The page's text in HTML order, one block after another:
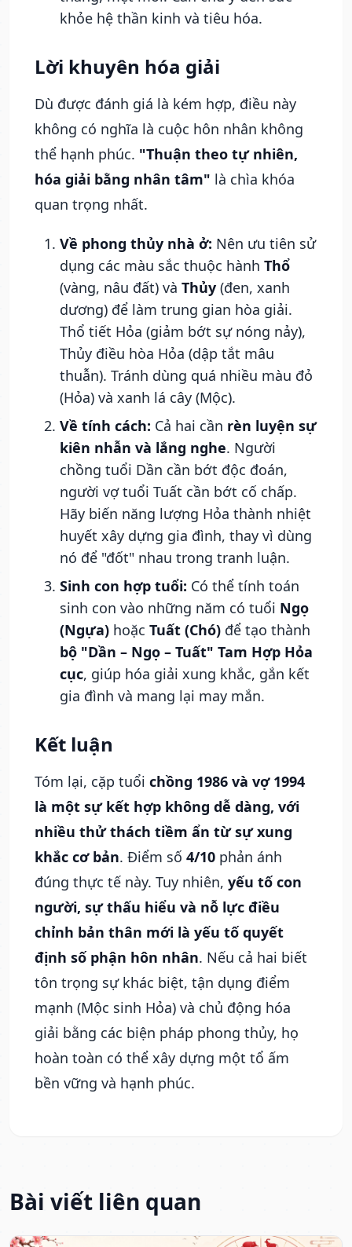
khỏe hệ thần kinh và tiêu hóa.
Lời khuyên hóa giải
Dù được đánh giá là kém hợp, điều này
không có nghĩa là cuộc hôn nhân không
thể hạnh phúc. "Thuận theo tự nhiên,
hóa giải bằng nhân tâm" là chìa khóa
quan trọng nhất.
Về phong thủy nhà ở: Nên ưu tiên sử
dụng các màu sắc thuộc hành Thổ
(vàng, nâu đất) và Thủy (đen, xanh
dương) để làm trung gian hòa giải.
Thổ tiết Hỏa (giảm bớt sự nóng nảy),
Thủy điều hòa Hỏa (dập tắt mâu
thuẫn). Tránh dùng quá nhiều màu đỏ
(Hỏa) và xanh lá cây (Mộc).
Về tính cách: Cả hai cần rèn luyện sự
kiên nhẫn và lắng nghe. Người
chồng tuổi Dần cần bớt độc đoán,
người vợ tuổi Tuất cần bớt cố chấp.
Hãy biến năng lượng Hỏa thành nhiệt
huyết xây dựng gia đình, thay vì dùng
nó để "đốt" nhau trong tranh luận.
Sinh con hợp tuổi: Có thể tính toán
sinh con vào những năm có tuổi Ngọ
(Ngựa) hoặc Tuất (Chó) để tạo thành
bộ "Dần – Ngọ – Tuất" Tam Hợp Hỏa
cục, giúp hóa giải xung khắc, gắn kết
gia đình và mang lại may mắn.
Kết luận
Tóm lại, cặp tuổi chồng 1986 và vợ 1994
là một sự kết hợp không dễ dàng, với
nhiều thử thách tiềm ẩn từ sự xung
khắc cơ bản. Điểm số 4/10 phản ánh
đúng thực tế này. Tuy nhiên, yếu tố con
người, sự thấu hiểu và nỗ lực điều
chỉnh bản thân mới là yếu tố quyết
định số phận hôn nhân. Nếu cả hai biết
tôn trọng sự khác biệt, tận dụng điểm
mạnh (Mộc sinh Hỏa) và chủ động hóa
giải bằng các biện pháp phong thủy, họ
hoàn toàn có thể xây dựng một tổ ấm
bền vững và hạnh phúc.
Bài viết liên quan